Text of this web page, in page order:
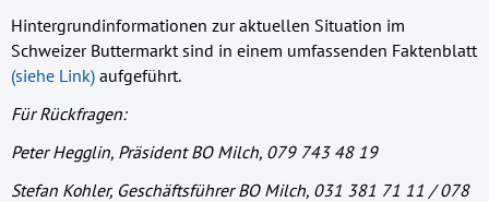
Hintergrundinformationen zur aktuellen Situation im
Schweizer Buttermarkt sind in einem umfassenden Faktenblatt
(siehe Link) aufgeführt.
Für Rückfragen:
Peter Hegglin, Präsident BO Milch, 079 743 48 19
Stefan Kohler, Geschäftsführer BO Milch, 031 381 71 11 / 078